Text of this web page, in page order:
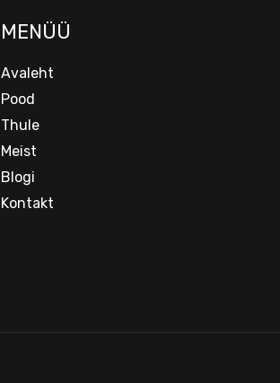
MENÜÜ
Avaleht
Pood
Thule
Meist
Blogi
Kontakt